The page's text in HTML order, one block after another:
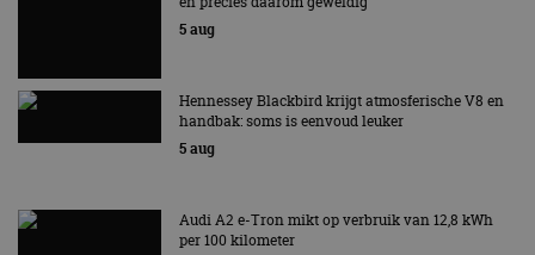
5 aug
Hennessey Blackbird krijgt atmosferische V8 en
handbak: soms is eenvoud leuker
5 aug
Audi A2 e-Tron mikt op verbruik van 12,8 kWh
per 100 kilometer